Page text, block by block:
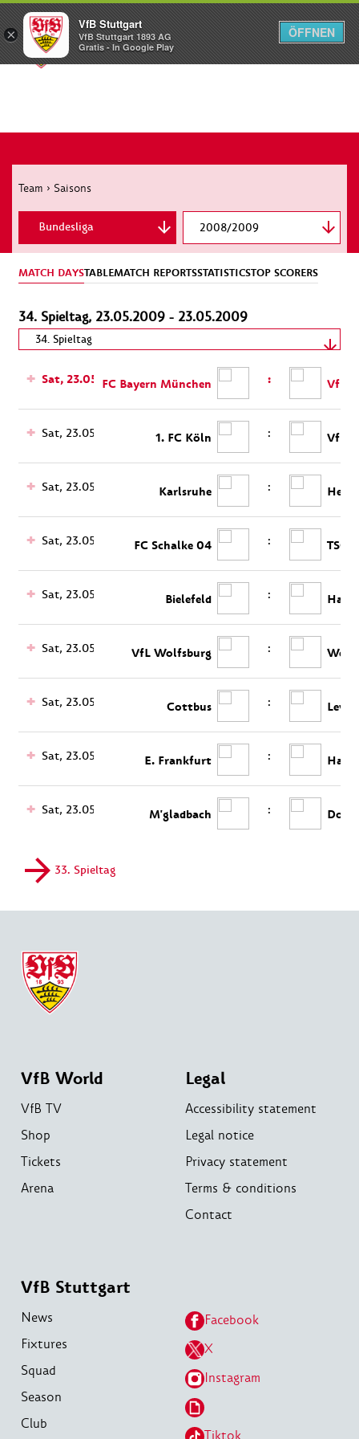
Menü
Team › Saisons
2008/2009
Bundesliga
MATCH DAYSTABLEMATCH REPORTSSTATISTICSTOP SCORERS
34. Spieltag, 23.05.2009 - 23.05.2009
Sat, 23.05. FC Bayern München : VfB
Sat, 23.05. 1. FC Köln : VfL
Sat, 23.05. Karlsruhe :
Sat, 23.05. FC Schalke 04 : TSG
Sat, 23.05. Bielefeld :
Sat, 23.05. VfL Wolfsburg :
Sat, 23.05. Cottbus :
Sat, 23.05. E. Frankfurt :
Sat, 23.05. M'gladbach :
33. Spieltag
VfB World
VfB TV
Shop
Tickets
Arena
Legal
Accessibility statement
Legal notice
Privacy statement
Terms & conditions
Contact
VfB Stuttgart
News
Fixtures
Squad
Season
Club
Facebook
X
Instagram
Tiktok
×
VfB Stuttgart
VfB Stuttgart 1893 AG
Gratis - In Google Play
ÖFFNEN